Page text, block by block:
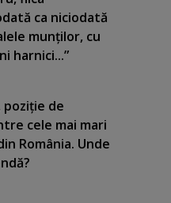
ca niciodată
munţilor, cu
harnici...”
poziţie de
cele mai mari
România. Unde